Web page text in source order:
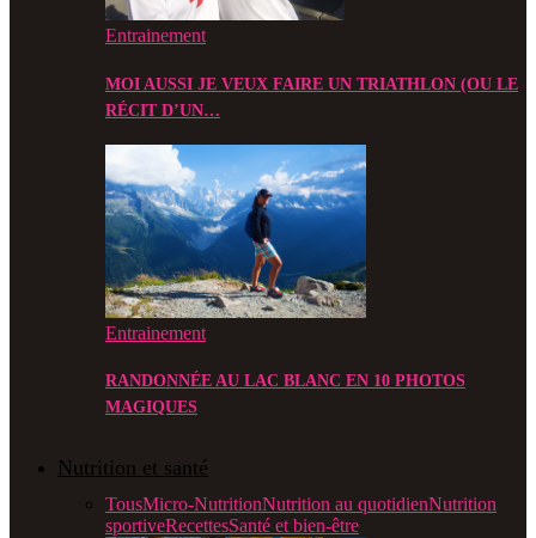
Entrainement
MOI AUSSI JE VEUX FAIRE UN TRIATHLON (OU LE
RÉCIT D’UN…
Entrainement
RANDONNÉE AU LAC BLANC EN 10 PHOTOS
MAGIQUES
Nutrition et santé
TousMicro-NutritionNutrition au quotidienNutrition
sportiveRecettesSanté et bien-être